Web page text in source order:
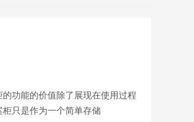
功能的价值除了展现在使用过程
只是作为一个简单存储